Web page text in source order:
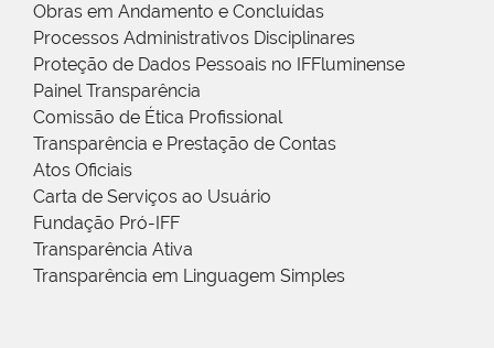
Obras em Andamento e Concluídas
Processos Administrativos Disciplinares
Proteção de Dados Pessoais no IFFluminense
Painel Transparência
Comissão de Ética Profissional
Transparência e Prestação de Contas
Atos Oficiais
Carta de Serviços ao Usuário
Fundação Pró-IFF
Transparência Ativa
Transparência em Linguagem Simples